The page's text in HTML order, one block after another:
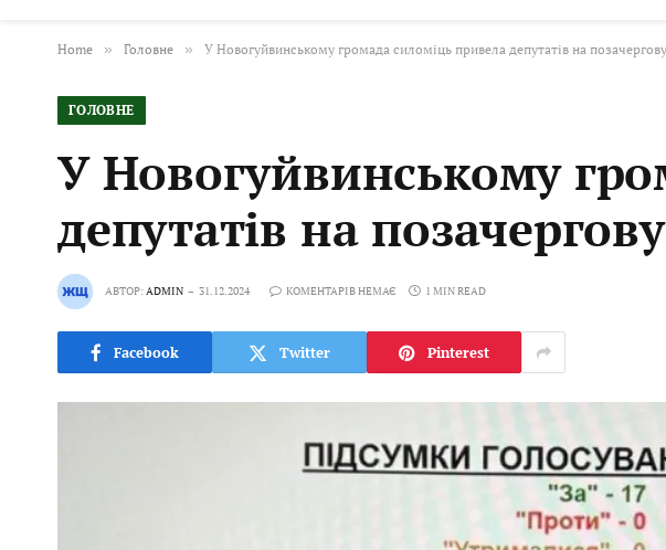
Home » Головне » У Новогуйвинському громада силоміць привела депутатів на
ГОЛОВНЕ
У Новогуйвинському
депутатів на
АВТОР: ADMIN 31.12.2024 КОМЕНТАРІВ НЕМАЄ 1 MIN READ
Facebook Twitter Pinterest